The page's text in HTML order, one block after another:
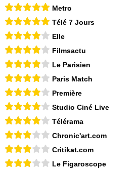
Metro
Télé 7 Jours
Elle
Filmsactu
Le Parisien
Paris Match
Première
Studio Ciné Live
Télérama
Chronic'art.com
Critikat.com
Le Figaroscope